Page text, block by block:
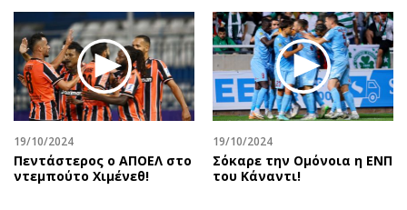
19/10/2024
Πεντάστερος ο ΑΠΟΕΛ στο
ντεμπούτο Χιμένεθ!
19/10/2024
Σόκαρε την Ομόνοια η ΕΝΠ
του Κάναντι!